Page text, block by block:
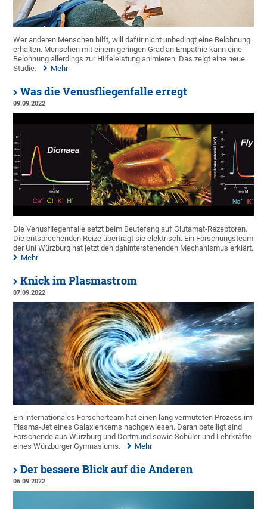
Wer anderen Menschen hilft, will dafür nicht unbedingt eine Belohnung
erhalten. Menschen mit einem geringen Grad an Empathie kann eine
Belohnung allerdings zur Hilfeleistung animieren. Das zeigt eine neue
Studie.
Mehr
Was die Venusfliegenfalle erregt
09.09.2022
Die Venusfliegenfalle setzt beim Beutefang auf Glutamat-Rezeptoren.
Die entsprechenden Reize überträgt sie elektrisch. Ein Forschungsteam
der Uni Würzburg hat jetzt den dahinterstehenden Mechanismus erklärt.
Mehr
Knick im Plasmastrom
07.09.2022
Ein internationales Forscherteam hat einen lang vermuteten Prozess im
Plasma-Jet eines Galaxienkerns nachgewiesen. Daran beteiligt sind
Forschende aus Würzburg und Dortmund sowie Schüler und Lehrkräfte
eines Würzburger Gymnasiums.
Mehr
Der bessere Blick auf die Anderen
06.09.2022